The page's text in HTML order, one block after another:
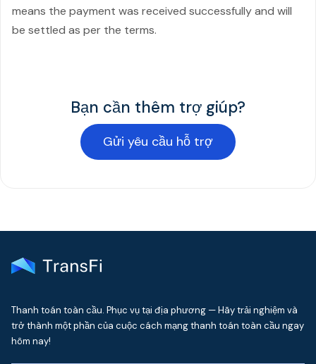
means the payment was received successfully and will
be settled as per the terms.
Bạn cần thêm trợ giúp?
Gửi yêu cầu hỗ trợ
Thanh toán toàn cầu. Phục vụ tại địa phương — Hãy trải nghiệm và
trở thành một phần của cuộc cách mạng thanh toán toàn cầu ngay
hôm nay!